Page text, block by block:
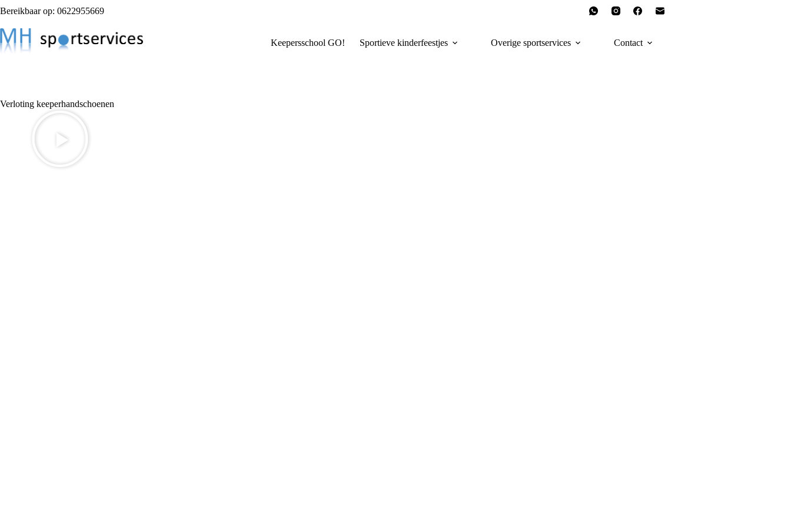
Bereikbaar op: 0622955669
Keepersschool GO! Sportieve kinderfeestjes Overige sportservices Contact
Verloting keeperhandschoenen